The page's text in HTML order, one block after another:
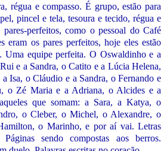
régua e compasso. É grupo, estão para
pincel e tela, tesoura e tecido, régua e
pares-perfeitos, como o pessoal do Café
eram os pares perfeitos, hoje eles estão
Uma equipe perfeita. O Oswaldinho e a
e a Sandra, o Catito e a Lúcia Helena,
Isa, o Cláudio e a Sandra, o Fernando e
o Zé Maria e a Adriana, o Alcides e a
que somam: a Sara, a Katya, o
o Cleber, o Michel, o Alexandre, o
o Marinho, e por aí vai. Letras
sendo compostas aos berros.